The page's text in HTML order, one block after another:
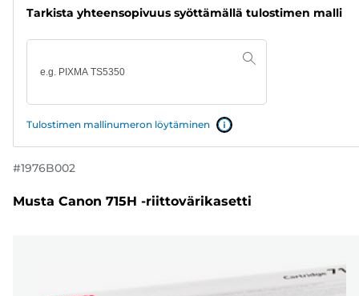
Tarkista yhteensopivuus syöttämällä tulostimen malli
Tulostimen mallinumeron löytäminen
#1976B002
Musta Canon 715H -riittovärikasetti